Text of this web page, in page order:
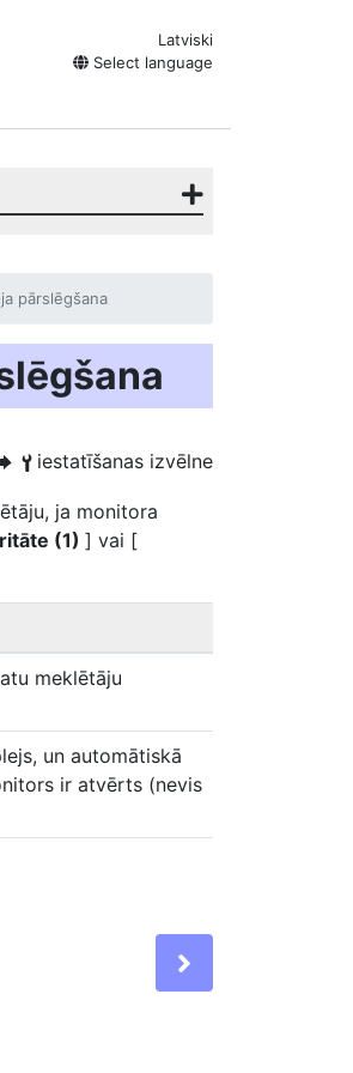
Latviski
Select language
pārslēgšana
B iestatīšanas izvēlne
ja monitora
(1) ] vai [
meklētāju
un automātiskā
ir atvērts (nevis